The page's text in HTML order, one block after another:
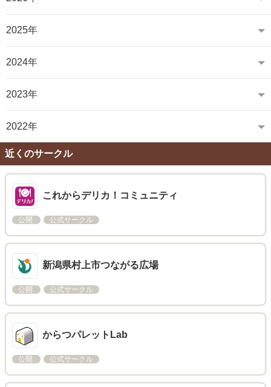
2025年
2024年
2023年
2022年
近くのサークル
これからデリカ！コミュニティ
公開 公式サークル
新潟県村上市つながる広場
公開 公式サークル
からつパレットLab
公開 公式サークル